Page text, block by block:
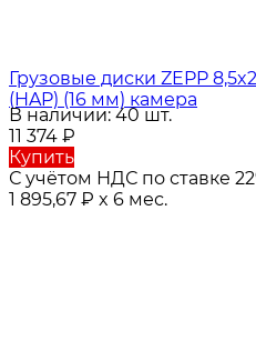
Грузовые диски ZEPP
(HAP) (16 мм) камера
В наличии: 40 шт.
11 374 ₽
Купить
С учётом НДС по ставке
1 895,67 ₽ x 6 мес.